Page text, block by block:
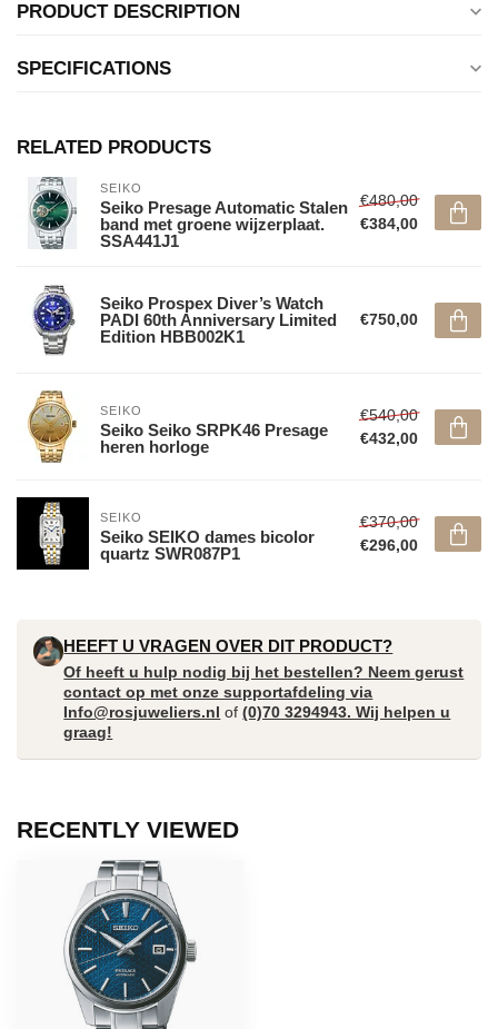
PRODUCT DESCRIPTION
SPECIFICATIONS
RELATED PRODUCTS
SEIKO
Seiko Presage Automatic Stalen
band met groene wijzerplaat.
SSA441J1
€480,00
€384,00
Seiko Prospex Diver’s Watch
PADI 60th Anniversary Limited
Edition HBB002K1
€750,00
SEIKO
Seiko Seiko SRPK46 Presage
heren horloge
€540,00
€432,00
SEIKO
Seiko SEIKO dames bicolor
quartz SWR087P1
€370,00
€296,00
HEEFT U VRAGEN OVER DIT PRODUCT?
Of heeft u hulp nodig bij het bestellen? Neem gerust
contact op met onze supportafdeling via
Info@rosjuweliers.nl of(0)70 3294943. Wij helpen u
graag!
RECENTLY VIEWED